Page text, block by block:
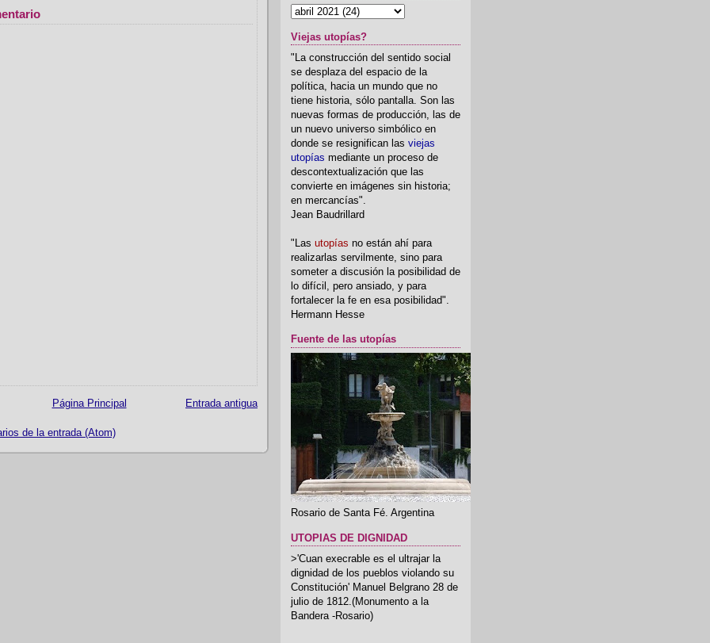
Entrada antigua
Página Principal
de la entrada (Atom)
Viejas utopías?
"La construcción del sentido social
se desplaza del espacio de la
política, hacia un mundo que no
tiene historia, sólo pantalla. Son las
nuevas formas de producción, las de
un nuevo universo simbólico en
donde se resignifican las viejas
utopías mediante un proceso de
descontextualización que las
convierte en imágenes sin historia;
en mercancías".
Jean Baudrillard
"Las utopías no están ahí para
realizarlas servilmente, sino para
someter a discusión la posibilidad de
lo difícil, pero ansiado, y para
fortalecer la fe en esa posibilidad".
Hermann Hesse
Fuente de las utopías
Rosario de Santa Fé. Argentina
UTOPIAS DE DIGNIDAD
>'Cuan execrable es el ultrajar la
dignidad de los pueblos violando su
Constitución' Manuel Belgrano 28 de
julio de 1812.(Monumento a la
Bandera -Rosario)